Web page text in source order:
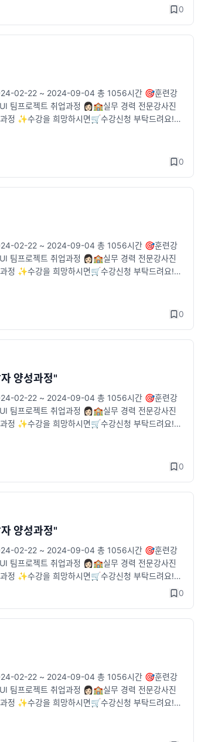
0
02-22 ~ 2024-09-04 총 1056시간 🎯훈련강
프로젝트 취업과정 👩🏻🏫실무 경력 전문강사진
정 ✨수강을 희망하시면🛒수강신청 부탁드려요!
0
02-22 ~ 2024-09-04 총 1056시간 🎯훈련강
프로젝트 취업과정 👩🏻🏫실무 경력 전문강사진
정 ✨수강을 희망하시면🛒수강신청 부탁드려요!
0
양성과정"
02-22 ~ 2024-09-04 총 1056시간 🎯훈련강
프로젝트 취업과정 👩🏻🏫실무 경력 전문강사진
정 ✨수강을 희망하시면🛒수강신청 부탁드려요!
0
양성과정"
02-22 ~ 2024-09-04 총 1056시간 🎯훈련강
프로젝트 취업과정 👩🏻🏫실무 경력 전문강사진
정 ✨수강을 희망하시면🛒수강신청 부탁드려요!
_tVjTxj
0
02-22 ~ 2024-09-04 총 1056시간 🎯훈련강
프로젝트 취업과정 👩🏻🏫실무 경력 전문강사진
정 ✨수강을 희망하시면🛒수강신청 부탁드려요!